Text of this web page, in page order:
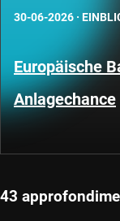
30-06-2026 ·
Europäische
Anlagechance
43